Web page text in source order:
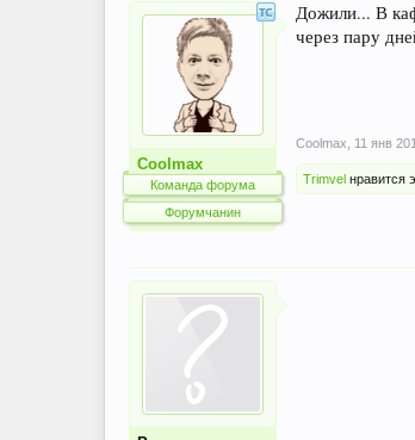
Coolmax
Команда форума
Форумчанин
Дожили... В
через пару
Coolmax 11 янв
Trimvel нравится